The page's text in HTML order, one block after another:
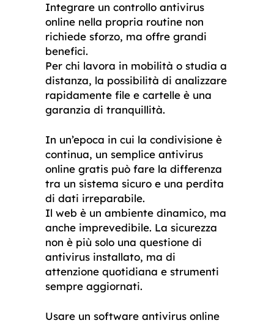
Integrare un controllo antivirus
online nella propria routine non
richiede sforzo, ma offre grandi
benefici.
Per chi lavora in mobilità o studia a
distanza, la possibilità di analizzare
rapidamente file e cartelle è una
garanzia di tranquillità.
In un’epoca in cui la condivisione è
continua, un semplice antivirus
online gratis può fare la differenza
tra un sistema sicuro e una perdita
di dati irreparabile.
Il web è un ambiente dinamico, ma
anche imprevedibile. La sicurezza
non è più solo una questione di
antivirus installato, ma di
attenzione quotidiana e strumenti
sempre aggiornati.
Usare un software antivirus online